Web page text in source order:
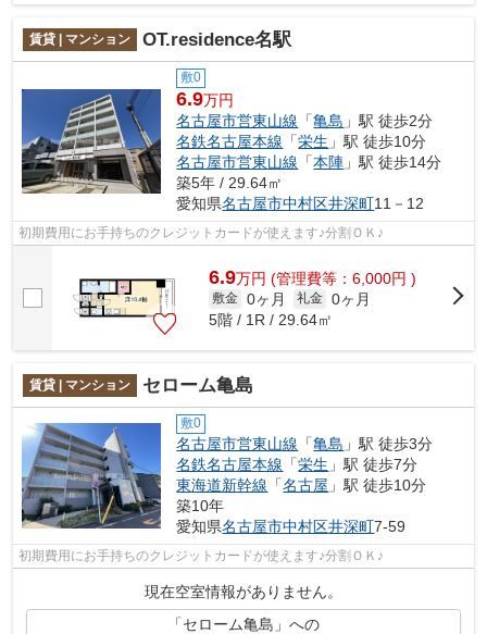
賃貸 | マンション OT.residence名駅
敷0
6.9万円
名古屋市営東山線 「亀島 」駅 徒歩2分
名鉄名古屋本線 「栄生 」駅 徒歩10分
名古屋市営東山線 「本陣 」駅 徒歩14分
築5年 / 29.64㎡
愛知県名古屋市中村区井深町11－12
初期費用にお手持ちのクレジットカードが使えます♪分割ＯＫ♪
6.9万円 (管理費等：6,000円 )
敷金 0ヶ月 礼金 0ヶ月
5階 / 1R / 29.64㎡
賃貸 | マンション セローム亀島
敷0
名古屋市営東山線 「亀島 」駅 徒歩3分
名鉄名古屋本線 「栄生 」駅 徒歩7分
東海道新幹線 「名古屋 」駅 徒歩10分
築10年
愛知県名古屋市中村区井深町7-59
初期費用にお手持ちのクレジットカードが使えます♪分割ＯＫ♪
現在空室情報がありません。
「セローム亀島」への